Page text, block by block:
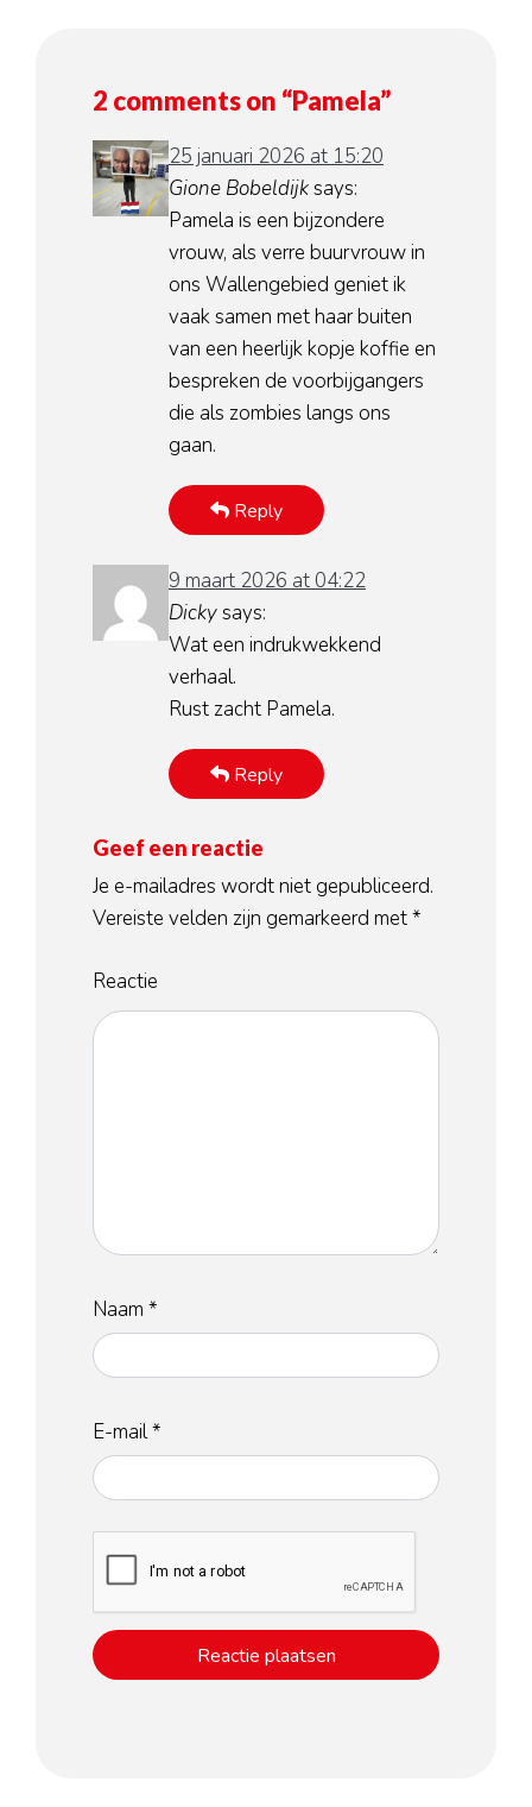
2 comments on “Pamela”
25 januari 2026 at 15:20
Gione Bobeldijksays:
Pamela is een bijzondere
vrouw, als verre buurvrouw in
ons Wallengebied geniet ik
vaak samen met haar buiten
van een heerlijk kopje koffie en
bespreken de voorbijgangers
die als zombies langs ons
gaan.
Reply
9 maart 2026 at 04:22
Dickysays:
Wat een indrukwekkend
verhaal.
Rust zacht Pamela.
Reply
Geef een reactie
Je e-mailadres wordt niet gepubliceerd.
Vereiste velden zijn gemarkeerd met*
Reactie
Naam *
E-mail*